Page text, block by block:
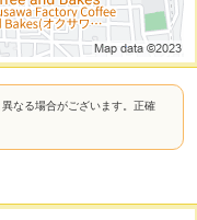
なる場合がございます。正確